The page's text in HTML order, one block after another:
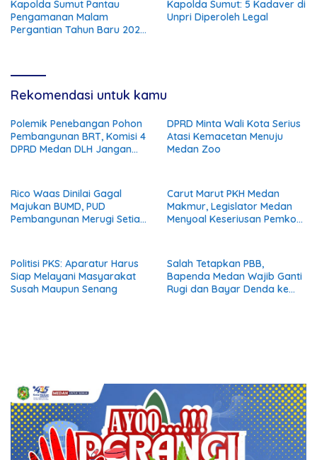
Kapolda Sumut Pantau
Pengamanan Malam
Pergantian Tahun Baru 2024
Kapolda Sumut: 5 Kadaver di
Unpri Diperoleh Legal
Rekomendasi untuk kamu
Polemik Penebangan Pohon
Pembangunan BRT, Komisi 4
DPRD Medan DLH Jangan
DPRD Minta Wali Kota Serius
Atasi Kemacetan Menuju
Medan Zoo
Rico Waas Dinilai Gagal
Majukan BUMD, PUD
Pembangunan Merugi Setiap
Carut Marut PKH Medan
Makmur, Legislator Medan
Menyoal Keseriusan Pemko
Politisi PKS: Aparatur Harus
Siap Melayani Masyarakat
Susah Maupun Senang
Salah Tetapkan PBB,
Bapenda Medan Wajib Ganti
Rugi dan Bayar Denda ke